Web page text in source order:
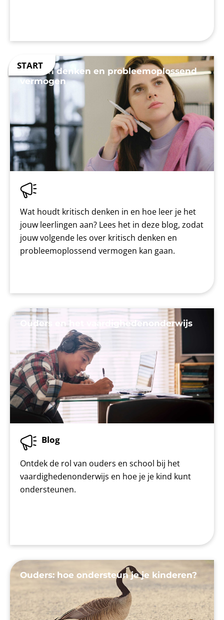
Kritisch denken en probleemoplossend
vermogen
Wat houdt kritisch denken in en hoe leer je het
jouw leerlingen aan? Lees het in deze blog, zodat
jouw volgende les over kritisch denken en
probleemoplossend vermogen kan gaan.
Ouders en het vaardighedenonderwijs
Blog
Ontdek de rol van ouders en school bij het
vaardighedenonderwijs en hoe je je kind kunt
ondersteunen.
Ouders: hoe ondersteun je je kinderen?